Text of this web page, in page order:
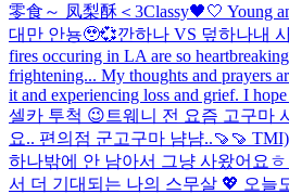
零食～ 凤梨酥＜3Classy🖤🤍 Young
대만 안뇽🥹💞깐하나 VS 덮하나내
fires occuring in LA are so
frightening... My thoughts and prayers
it and experiencing loss and grief. I
셀카 투척 😉 트웨니 전 요즘 고구마
요.. 편의점 군고구마 냠냠..🍠🍠
하나밖에 안 남아서 그냥 사왔어요ㅎ
서 더 기대되는 나의 스무살 💖 오늘